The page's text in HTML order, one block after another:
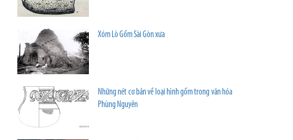
Xóm Lò Gốm Sài Gòn xưa
Những nét cơ bản về loại hình gốm trong văn hóa
Phùng Nguyên